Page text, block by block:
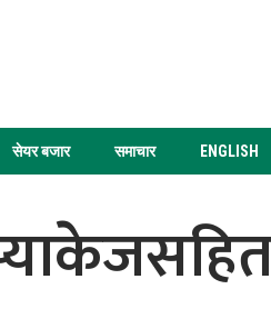
सेयर बजार समाचार ENGLISH